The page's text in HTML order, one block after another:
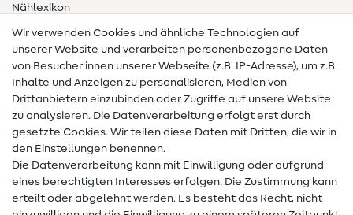
Nählexikon
Nähanleitungen
Hilfe & Kontakt
Kontakt
Infos zum Betreiberwechsel
FAQ
Widerrufsrecht
Wir verwenden Cookies und ähnliche Technologien auf
unserer Website und verarbeiten personenbezogene Daten
von Besucher:innen unserer Webseite (z.B. IP-Adresse), um z.B.
Inhalte und Anzeigen zu personalisieren, Medien von
Drittanbietern einzubinden oder Zugriffe auf unsere Website
zu analysieren. Die Datenverarbeitung erfolgt erst durch
gesetzte Cookies. Wir teilen diese Daten mit Dritten, die wir in
den Einstellungen benennen.
Die Datenverarbeitung kann mit Einwilligung oder aufgrund
eines berechtigten Interesses erfolgen. Die Zustimmung kann
erteilt oder abgelehnt werden. Es besteht das Recht, nicht